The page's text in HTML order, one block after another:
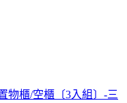
物櫃/空櫃〔3入組〕-三